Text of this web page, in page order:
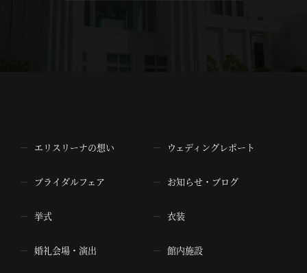
エリスリーナの想い
ブライダルフェア
挙式
婚礼会場・演出
ウェディングレポート
お知らせ・ブログ
衣装
館内施設